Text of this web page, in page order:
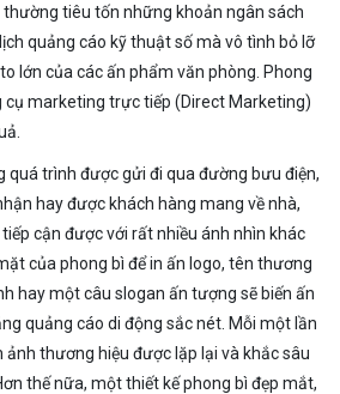
thường tiêu tốn những khoản ngân sách
quảng cáo kỹ thuật số mà vô tình bỏ lỡ
lớn của các ấn phẩm văn phòng. Phong
cụ marketing trực tiếp (Direct Marketing)
quá trình được gửi đi qua đường bưu điện,
hay được khách hàng mang về nhà,
cận được với rất nhiều ánh nhìn khác
của phong bì để in ấn logo, tên thương
hay một câu slogan ấn tượng sẽ biến ấn
quảng cáo di động sắc nét. Mỗi một lần
thương hiệu được lặp lại và khắc sâu
thế nữa, một thiết kế phong bì đẹp mắt,